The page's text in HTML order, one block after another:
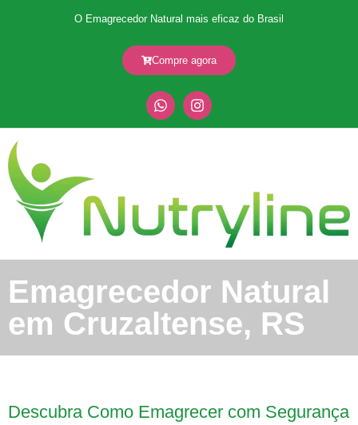
O Emagrecedor Natural mais eficaz do Brasil
Compre agora
Emagrecedor Natural
em Cruzaltense, RS
Descubra Como Emagrecer com Segurança